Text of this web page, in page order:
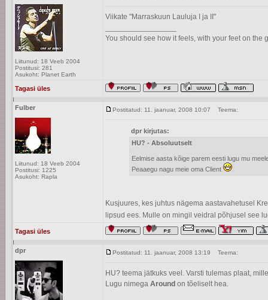
Liitunud: 18 Veeb 2004
Postitusi: 281
Asukoht: Planet Earth
Viikate "Marraskuun Lauluja I ja II"
You should see how it feels, with your feet on the
Tagasi üles
Fulber
Liitunud: 18 Veeb 2004
Postitusi: 1225
Asukoht: Rapla
Postitatud: 11. jaanuar, 2008 10:07 Teema:
dpr kirjutas:
HU? - Absoluutselt
Eelmise aasta kõige parem eesti lugu mu
Peaaegu nagu meie oma Client
Kusjuures, kes juhtus nägema aastavahetusel
lipsud ees. Mulle on mingil veidral põhjusel see
Tagasi üles
dpr Postitatud: 11. jaanuar, 2008 13:19 Teema:
HU? teema jätkuks veel. Varsti tulemas plaat,
Lugu nimega Around on tõeliselt hea.